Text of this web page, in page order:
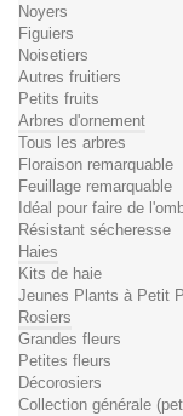
Noyers
Figuiers
Noisetiers
Autres fruitiers
Petits fruits
Arbres d'ornement
Tous les arbres
Floraison remarquable
Feuillage remarquable
Idéal pour faire de
Résistant sécheresse
Haies
Kits de haie
Jeunes Plants à Petit
Rosiers
Grandes fleurs
Petites fleurs
Décorosiers
Collection générale